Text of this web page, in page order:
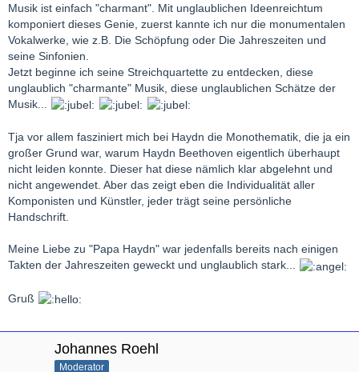
Musik ist einfach "charmant". Mit unglaublichen Ideenreichtum
komponiert dieses Genie, zuerst kannte ich nur die monumentalen
Vokalwerke, wie z.B. Die Schöpfung oder Die Jahreszeiten und
seine Sinfonien.
Jetzt beginne ich seine Streichquartette zu entdecken, diese
unglaublich "charmante" Musik, diese unglaublichen Schätze der
Musik...
Tja vor allem fasziniert mich bei Haydn die Monothematik, die ja ein
großer Grund war, warum Haydn Beethoven eigentlich überhaupt
nicht leiden konnte. Dieser hat diese nämlich klar abgelehnt und
nicht angewendet. Aber das zeigt eben die Individualität aller
Komponisten und Künstler, jeder trägt seine persönliche
Handschrift.
Meine Liebe zu "Papa Haydn" war jedenfalls bereits nach einigen
Takten der Jahreszeiten geweckt und unglaublich stark...
Gruß
Johannes Roehl
Moderator